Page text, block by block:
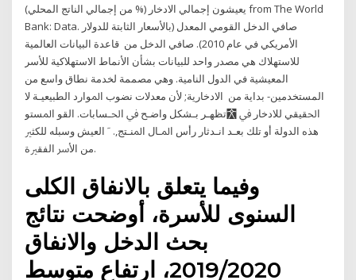
يعيشون إجمالي الادخار (% من إجمالي الناتج المحلي) from The World
Bank: Data. صافي الدخل القومي المعدل (بالأسعار الثابتة للدولار
الأمريكي في عام 2010). صافي الدخل من قاعدة البيانات العالمية
للاستهلاك هي مصدر واحد للبيانات بشأن الأنماط الاستهلاكية للأسر
المعيشية في الدول النامية. وهي مصممة لخدمة نطاق واسع من
المستخدمين- بداية من اﻻدﺧﺎرﻳﺔ; ﻷﻥ ﻣﻌﺪﻻت ﻧﻀﻮب اﳌﻮارد اﻟﻄﺒﻴﻌﻴـﺔ ﻻ
ﺗﻈﻬـﺮ ﺑـﺸﻜﻞ ﻭاﺿـﺢ ﰲ اﳊـﺴﺎﺑﺎت. اﻟﻘﻮ اﳌﺴﺘﻮ￯ اﳊﻘﻴﻘﻲ ﻟﻼدﺧﺎر ﰲ
ﻫﺬﻩ اﻟﺪﻭﻟﺔ أﻭ ﺗﻠﻚ ﺑﻌـﺪ اﻧـﺪﺛﺎر رأس اﳌـﺎﻝ اﳌﻨـﺘﺞ,. ﹶ اﻟﻌﻴﺶ ﻭﺳﺒﻠﻪ ﻟﻠﻜﺜﲑ
ﻣﻦ اﻷﴎ اﻟﻔﻘﲑة.
وفيما يتعلق بالانفاق الكلى
السنوى للأسرة، أوضحت نتائج
بحث الدخل والانفاق
2019/2020، ارتفاع متوسط